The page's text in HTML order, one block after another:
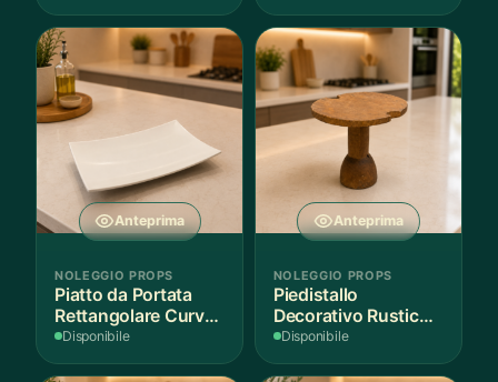
Anteprima
NOLEGGIO PROPS
Piatto da Portata
Rettangolare Curvo
Bianco
Disponibile
Anteprima
NOLEGGIO PROPS
Piedistallo
Decorativo Rustico
in Legno
Disponibile